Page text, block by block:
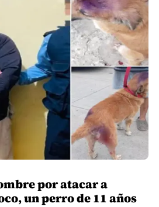
por atacar a
un perro de 11 años